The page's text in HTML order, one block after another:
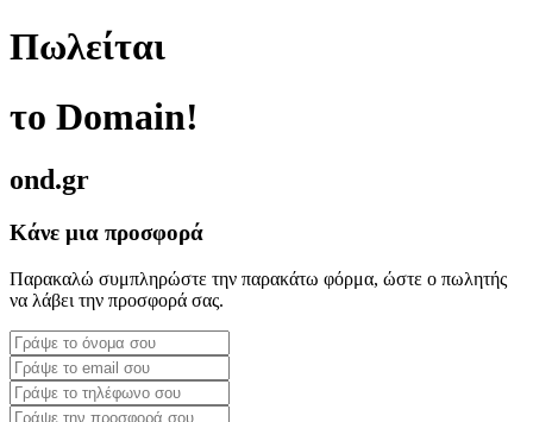
Πωλείται
το Domain!
ond.gr
Κάνε μια προσφορά
Παρακαλώ συμπληρώστε την παρακάτω φόρμα, ώστε ο πωλητής
να λάβει την προσφορά σας.